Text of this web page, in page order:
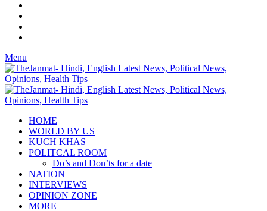
Menu
HOME
WORLD BY US
KUCH KHAS
POLITCAL ROOM
Do’s and Don’ts for a date
NATION
INTERVIEWS
OPINION ZONE
MORE